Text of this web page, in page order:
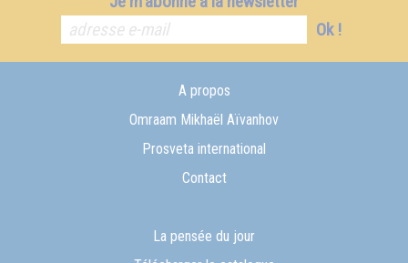
Ok !
A propos
Omraam Mikhaël Aïvanhov
Prosveta international
Contact
La pensée du jour